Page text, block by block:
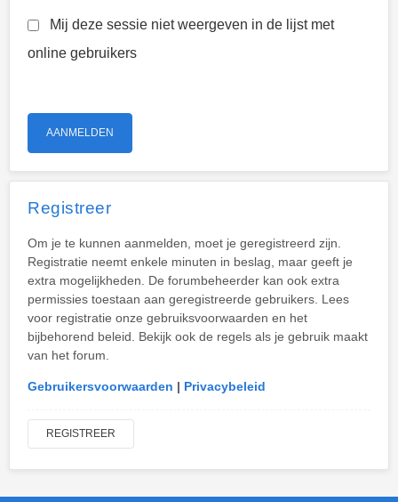
Mij deze sessie niet weergeven in de lijst met
online gebruikers
Registreer
Om je te kunnen aanmelden, moet je geregistreerd zijn.
Registratie neemt enkele minuten in beslag, maar geeft je
extra mogelijkheden. De forumbeheerder kan ook extra
permissies toestaan aan geregistreerde gebruikers. Lees
voor registratie onze gebruiksvoorwaarden en het
bijbehorend beleid. Bekijk ook de regels als je gebruik maakt
van het forum.
Gebruikersvoorwaarden | Privacybeleid
REGISTREER